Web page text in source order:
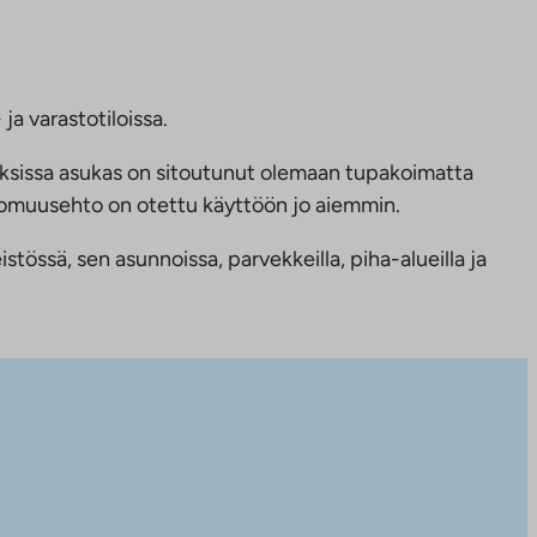
varastotiloissa.
asukas on sitoutunut olemaan tupakoimatta
on otettu käyttöön jo aiemmin.
sen asunnoissa, parvekkeilla, piha-alueilla ja